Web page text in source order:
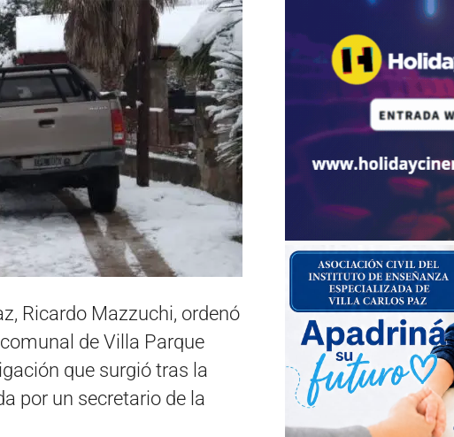
Ricardo Mazzuchi, ordenó
de Villa Parque
que surgió tras la
por un secretario de la